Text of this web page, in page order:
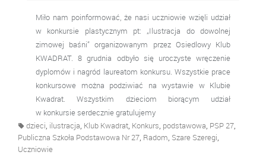
Miło nam poinformować, że nasi uczniowie wzięli udział
w konkursie plastycznym pt: „Ilustracja do dowolnej
zimowej baśni” organizowanym przez Osiedlowy Klub
KWADRAT. 8 grudnia odbyło się uroczyste wręczenie
dyplomów i nagród laureatom konkursu. Wszystkie prace
konkursowe można podziwiać na wystawie w Klubie
Kwadrat. Wszystkim dzieciom biorącym udział
w konkursie serdecznie gratulujemy
dzieci, ilustracja, Klub Kwadrat, Konkurs, podstawowa, PSP 27,
Publiczna Szkoła Podstawowa Nr 27, Radom, Szare Szeregi,
Uczniowie